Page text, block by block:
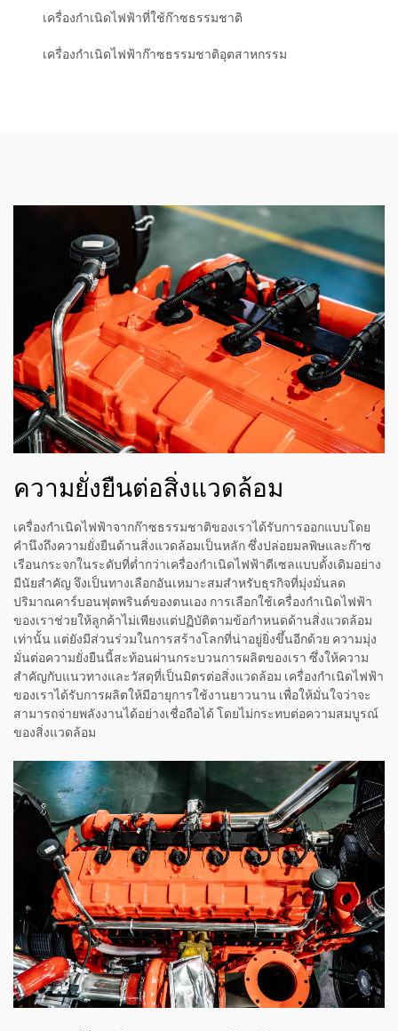
เครื่องกำเนิดไฟฟ้าที่ใช้ก๊าซธรรมชาติ
เครื่องกำเนิดไฟฟ้าก๊าซธรรมชาติอุตสาหกรรม
ความยั่งยืนต่อสิ่งแวดล้อม
เครื่องกำเนิดไฟฟ้าจากก๊าซธรรมชาติของเราได้รับการออกแบบโดย
คำนึงถึงความยั่งยืนด้านสิ่งแวดล้อมเป็นหลัก ซึ่งปล่อยมลพิษและก๊าซ
เรือนกระจกในระดับที่ต่ำกว่าเครื่องกำเนิดไฟฟ้าดีเซลแบบดั้งเดิมอย่าง
มีนัยสำคัญ จึงเป็นทางเลือกอันเหมาะสมสำหรับธุรกิจที่มุ่งมั่นลด
ปริมาณคาร์บอนฟุตพรินต์ของตนเอง การเลือกใช้เครื่องกำเนิดไฟฟ้า
ของเราช่วยให้ลูกค้าไม่เพียงแต่ปฏิบัติตามข้อกำหนดด้านสิ่งแวดล้อม
เท่านั้น แต่ยังมีส่วนร่วมในการสร้างโลกที่น่าอยู่ยิ่งขึ้นอีกด้วย ความมุ่ง
มั่นต่อความยั่งยืนนี้สะท้อนผ่านกระบวนการผลิตของเรา ซึ่งให้ความ
สำคัญกับแนวทางและวัสดุที่เป็นมิตรต่อสิ่งแวดล้อม เครื่องกำเนิดไฟฟ้า
ของเราได้รับการผลิตให้มีอายุการใช้งานยาวนาน เพื่อให้มั่นใจว่าจะ
สามารถจ่ายพลังงานได้อย่างเชื่อถือได้ โดยไม่กระทบต่อความสมบูรณ์
ของสิ่งแวดล้อม